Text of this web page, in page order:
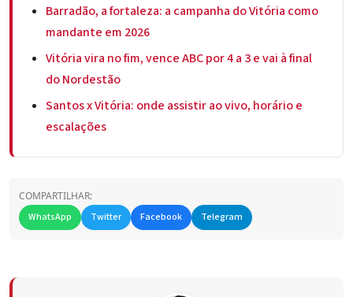
Barradão, a fortaleza: a campanha do Vitória como
mandante em 2026
Vitória vira no fim, vence ABC por 4 a 3 e vai à final
do Nordestão
Santos x Vitória: onde assistir ao vivo, horário e
escalações
COMPARTILHAR:
WhatsApp
Twitter Facebook Telegram